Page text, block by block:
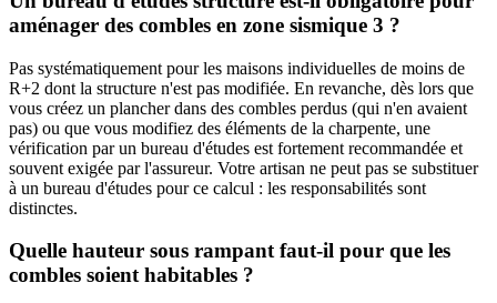
aménager des combles en zone sismique 3 ?
Pas systématiquement pour les maisons individuelles de moins de
R+2 dont la structure n'est pas modifiée. En revanche, dès lors que
vous créez un plancher dans des combles perdus (qui n'en avaient
pas) ou que vous modifiez des éléments de la charpente, une
vérification par un bureau d'études est fortement recommandée et
souvent exigée par l'assureur. Votre artisan ne peut pas se substituer
à un bureau d'études pour ce calcul : les responsabilités sont
distinctes.
Quelle hauteur sous rampant faut-il pour que les
combles soient habitables ?